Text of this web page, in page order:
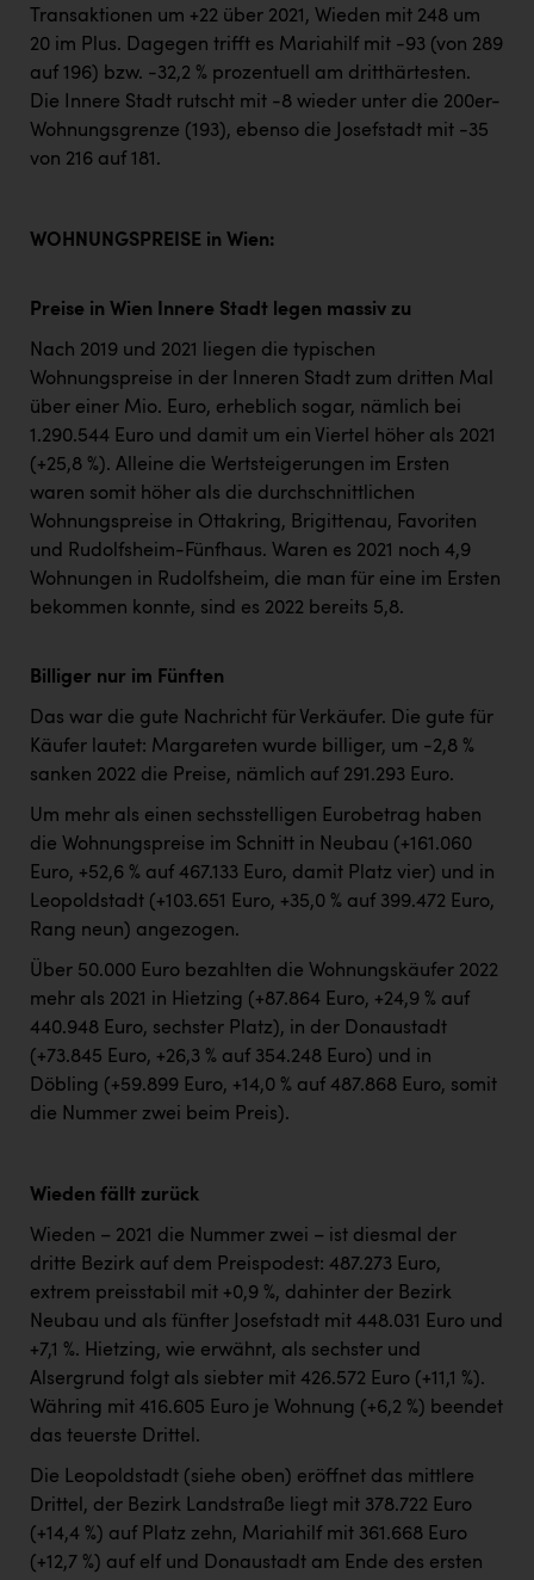
Transaktionen um +22 über 2021, Wieden mit 248 um
20 im Plus. Dagegen trifft es Mariahilf mit -93 (von 289
auf 196) bzw. -32,2 % prozentuell am dritthärtesten.
Die Innere Stadt rutscht mit -8 wieder unter die 200er-
Wohnungsgrenze (193), ebenso die Josefstadt mit -35
von 216 auf 181.
WOHNUNGSPREISE in Wien:
Preise in Wien Innere Stadt legen massiv zu
Nach 2019 und 2021 liegen die typischen
Wohnungspreise in der Inneren Stadt zum dritten Mal
über einer Mio. Euro, erheblich sogar, nämlich bei
1.290.544 Euro und damit um ein Viertel höher als 2021
(+25,8 %). Alleine die Wertsteigerungen im Ersten
waren somit höher als die durchschnittlichen
Wohnungspreise in Ottakring, Brigittenau, Favoriten
und Rudolfsheim-Fünfhaus. Waren es 2021 noch 4,9
Wohnungen in Rudolfsheim, die man für eine im Ersten
bekommen konnte, sind es 2022 bereits 5,8.
Billiger nur im Fünften
Das war die gute Nachricht für Verkäufer. Die gute für
Käufer lautet: Margareten wurde billiger, um -2,8 %
sanken 2022 die Preise, nämlich auf 291.293 Euro.
Um mehr als einen sechsstelligen Eurobetrag haben
die Wohnungspreise im Schnitt in Neubau (+161.060
Euro, +52,6 % auf 467.133 Euro, damit Platz vier) und in
Leopoldstadt (+103.651 Euro, +35,0 % auf 399.472 Euro,
Rang neun) angezogen.
Über 50.000 Euro bezahlten die Wohnungskäufer 2022
mehr als 2021 in Hietzing (+87.864 Euro, +24,9 % auf
440.948 Euro, sechster Platz), in der Donaustadt
(+73.845 Euro, +26,3 % auf 354.248 Euro) und in
Döbling (+59.899 Euro, +14,0 % auf 487.868 Euro, somit
die Nummer zwei beim Preis).
Wieden fällt zurück
Wieden – 2021 die Nummer zwei – ist diesmal der
dritte Bezirk auf dem Preispodest: 487.273 Euro,
extrem preisstabil mit +0,9 %, dahinter der Bezirk
Neubau und als fünfter Josefstadt mit 448.031 Euro und
+7,1 %. Hietzing, wie erwähnt, als sechster und
Alsergrund folgt als siebter mit 426.572 Euro (+11,1 %).
Währing mit 416.605 Euro je Wohnung (+6,2 %) beendet
das teuerste Drittel.
Die Leopoldstadt (siehe oben) eröffnet das mittlere
Drittel, der Bezirk Landstraße liegt mit 378.722 Euro
(+14,4 %) auf Platz zehn, Mariahilf mit 361.668 Euro
(+12,7 %) auf elf und Donaustadt am Ende des ersten